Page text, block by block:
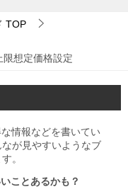
TOP
限想定価格設定
情報などを書いてい
が見やすいようなブ
。
ことあるかも？